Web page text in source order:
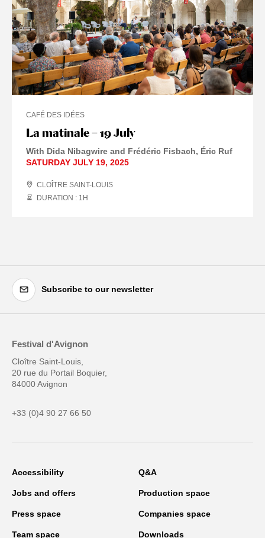
La matinale – 19 July
CAFÉ DES IDÉES
With Dida Nibagwire and Frédéric Fisbach, Éric Ruf
SATURDAY JULY 19, 2025
CLOÎTRE SAINT-LOUIS
DURATION : 1 H
Subscribe to our newsletter
Festival d'Avignon
Cloître Saint-Louis,
20 rue du Portail Boquier,
84000 Avignon
+33 (0)4 90 27 66 50
Accessibility Q&A
Jobs and offers Production space
Press space Companies space
Team space Downloads